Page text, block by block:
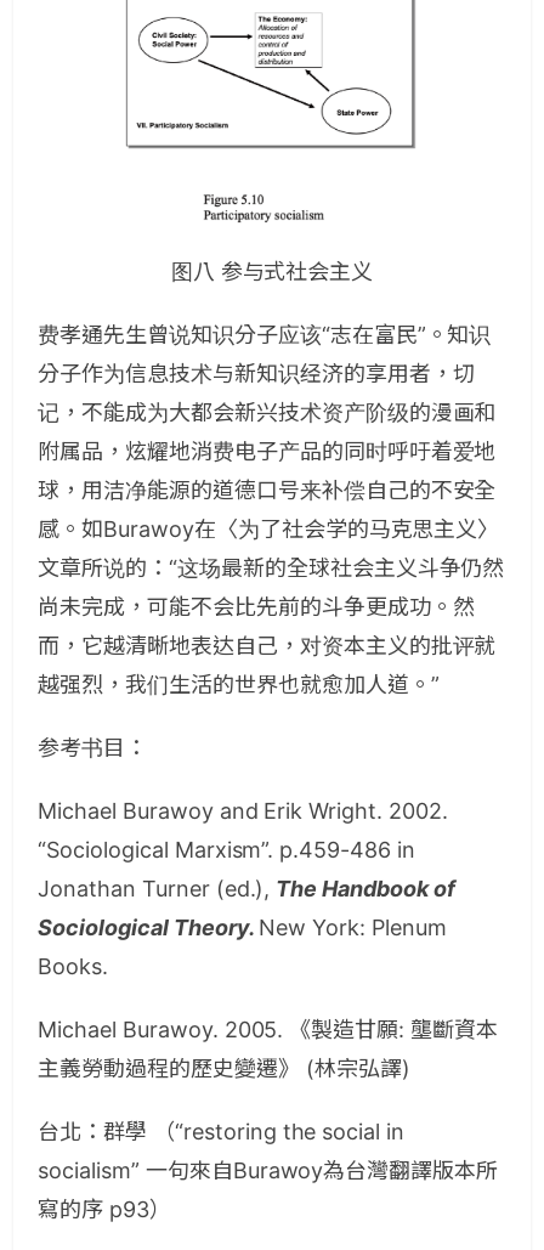
图八 参与式社会主义
费孝通先生曾说知识分子应该“志在富民”。知识
分子作为信息技术与新知识经济的享用者，切
记，不能成为大都会新兴技术资产阶级的漫画和
附属品，炫耀地消费电子产品的同时呼吁着爱地
球，用洁净能源的道德口号来补偿自己的不安全
感。如Burawoy在〈为了社会学的马克思主义〉
文章所说的：“这场最新的全球社会主义斗争仍然
尚未完成，可能不会比先前的斗争更成功。然
而，它越清晰地表达自己，对资本主义的批评就
越强烈，我们生活的世界也就愈加人道。”
参考书目：
Michael Burawoy and Erik Wright. 2002.
“Sociological Marxism”. p.459-486 in
Jonathan Turner (ed.), The Handbook of
Sociological Theory. New York: Plenum
Books.
Michael Burawoy. 2005. 《製造甘願: 壟斷資本
主義勞動過程的歷史變遷》 (林宗弘譯)
台北：群學 （“restoring the social in
socialism” 一句來自Burawoy為台灣翻譯版本所
寫的序 p93）